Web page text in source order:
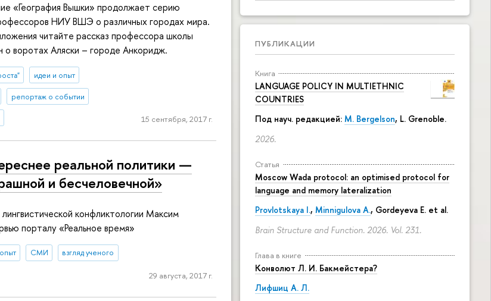
ПУБЛИКАЦИИ
Книга
LANGUAGE POLICY IN MULTIETHNIC
COUNTRIES
Под науч. редакцией: M. Bergelson, L. Grenoble.
2026.
Статья
Moscow Wada protocol: an optimised protocol for
language and memory lateralization
Provlotskaya I., Minnigulova A., Gordeyeva E. et al.
Brain Structure and Function. 2026. Vol. 231.
Глава в книге
Конволют Л. И. Бакмейстера?
Лифшиц А. Л.
«География Вышки» продолжает серию
НИУ ВШЭ о различных городах мира.
читайте рассказ профессора школы
о воротах Аляски – городе Анкоридж.
идеи и опыт
репортаж о событии
15 сентября, 2017 г.
реальной политики —
и бесчеловечной»
конфликтологии Максим
порталу «Реальное время»
СМИ взгляд ученого
29 августа, 2017 г.